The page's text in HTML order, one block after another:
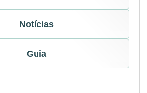
Notícias
Guia